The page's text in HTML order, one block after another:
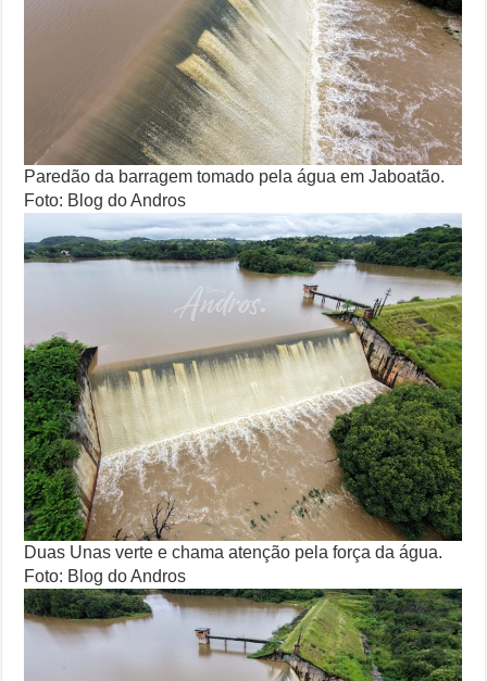
Paredão da barragem tomado pela água em Jaboatão.
Foto: Blog do Andros
Duas Unas verte e chama atenção pela força da água.
Foto: Blog do Andros